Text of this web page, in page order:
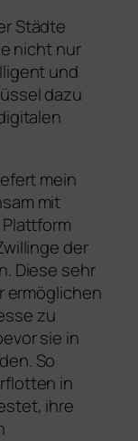
Städte
nicht nur
und
dazu
mein
mit
der
Diese sehr
ermöglichen
zu
sie in
So
in
ihre